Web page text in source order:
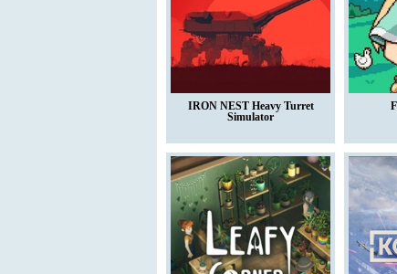
IRON NEST Heavy Turret
Simulator